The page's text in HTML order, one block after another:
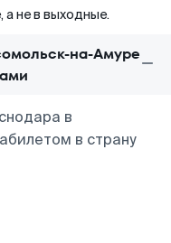
а не в выходные.
на-Амуре
в
в страну